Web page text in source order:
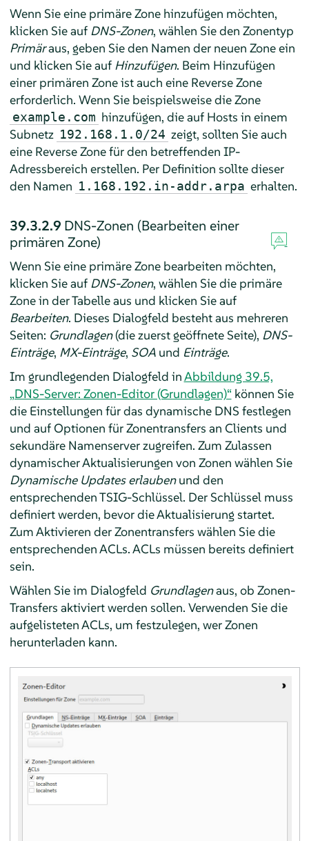
Wenn Sie eine primäre Zone hinzufügen möchten,
klicken Sie auf DNS-Zonen, wählen Sie den Zonentyp
Primäraus, geben Sie den Namen der neuen Zone ein
und klicken Sie auf Hinzufügen. Beim Hinzufügen
einer primären Zone ist auch eine Reverse Zone
erforderlich. Wenn Sie beispielsweise die Zone
example.com hinzufügen, die auf Hosts in einem
Subnetz 192.168.1.0/24 zeigt, sollten Sie auch
eine Reverse Zone für den betreffenden IP-
Adressbereich erstellen. Per Definition sollte dieser
den Namen 1.168.192.in-addr.arpa erhalten.
39.3.2.9 DNS-Zonen (Bearbeiten einer
primären Zone)
Wenn Sie eine primäre Zone bearbeiten möchten,
klicken Sie auf DNS-Zonen, wählen Sie die primäre
Zone in der Tabelle aus und klicken Sie auf
Bearbeiten. Dieses Dialogfeld besteht aus mehreren
Seiten: Grundlagen(die zuerst geöffnete Seite), DNS-
Einträge, MX-Einträge, SOAund Einträge.
Im grundlegenden Dialogfeld inAbbildung 39.5,
„DNS-Server: Zonen-Editor (Grundlagen)“können Sie
die Einstellungen für das dynamische DNS festlegen
und auf Optionen für Zonentransfers an Clients und
sekundäre Namenserver zugreifen. Zum Zulassen
dynamischer Aktualisierungen von Zonen wählen Sie
Dynamische Updates erlaubenund den
entsprechenden TSIG-Schlüssel. Der Schlüssel muss
definiert werden, bevor die Aktualisierung startet.
Zum Aktivieren der Zonentransfers wählen Sie die
entsprechenden ACLs. ACLs müssen bereits definiert
sein.
Wählen Sie im Dialogfeld Grundlagenaus, ob Zonen-
Transfers aktiviert werden sollen. Verwenden Sie die
aufgelisteten ACLs, um festzulegen, wer Zonen
herunterladen kann.